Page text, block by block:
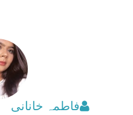
فاطمہ خانانی